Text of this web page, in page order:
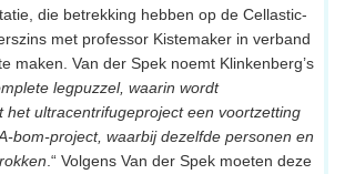
die betrekking hebben op de Cellastic-
met professor Kistemaker in verband
maken. Van der Spek noemt Klinkenberg’s
legpuzzel, waarin wordt
het ultracentrifugeproject een voortzetting
bom-project, waarbij dezelfde personen en
.“ Volgens Van der Spek moeten deze